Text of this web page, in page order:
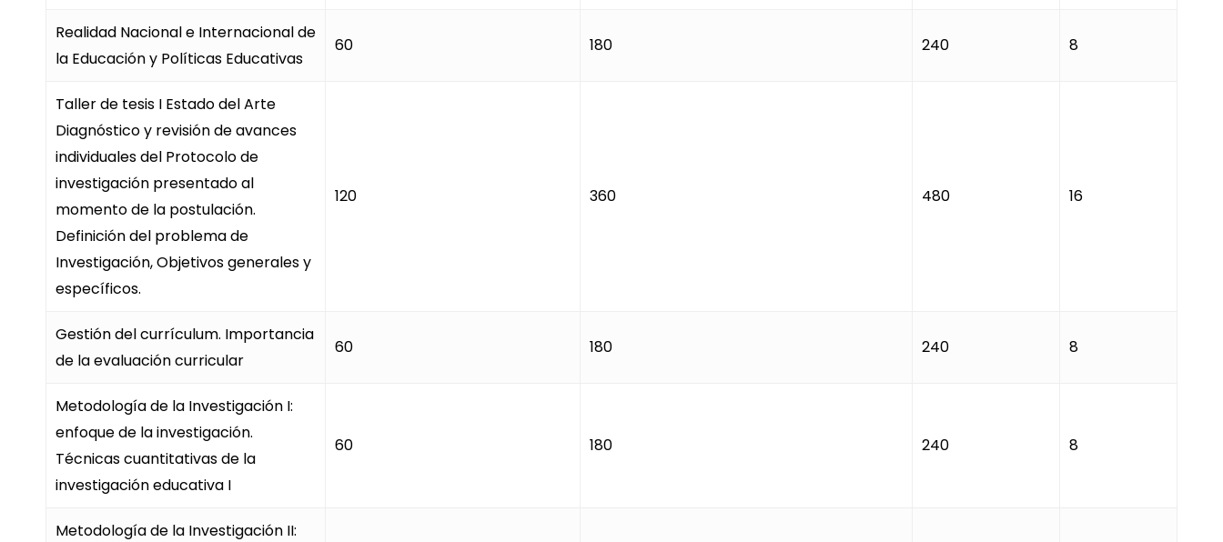
Realidad Nacional e Internacional de
la Educación y Políticas Educativas
60 180 240 8
Taller de tesis I Estado del Arte
Diagnóstico y revisión de avances
individuales del Protocolo de
investigación presentado al
momento de la postulación.
Definición del problema de
Investigación, Objetivos generales y
específicos.
120 360 480 16
Gestión del currículum. Importancia
de la evaluación curricular
60 180 240 8
Metodología de la Investigación I:
enfoque de la investigación.
Técnicas cuantitativas de la
investigación educativa I
60 180 240 8
Metodología de la Investigación II: